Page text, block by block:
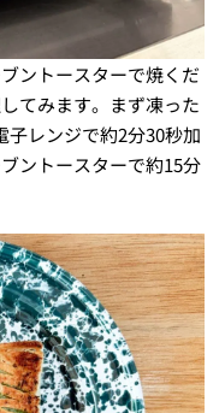
ントースターで焼くだ
てみます。まず凍った
子レンジで約2分30秒加
ントースターで約15分